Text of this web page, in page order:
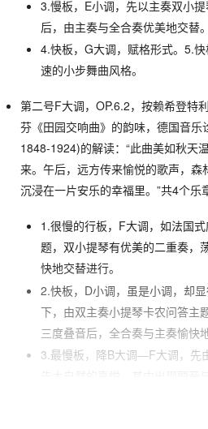
3.慢板，E小调，先以主奏双小
后，由主奏与全合奏优美地交替。
4.快板，G大调，赋格形式。5.
速的小步舞曲风格。
第二号F大调，OP.6.2，按赖希登特
芬《田园交响曲》的韵味，德国音
1848-1924)的解读：“此曲美如秋天
来。午后，远方传来愉悦的歌声，森
沉浸在一片安乐的幸福里。”共4个乐
1.很慢的行板，F大调，如法国
题，双小提琴有优美的二重奏，
快地交替进行。
2.快板，D小调，虽是小调，却
下，由双主奏小提琴卡农问答主
三度叠音后，全合奏与主奏愉快
3.最慢板，降B大调—F大调，先
为轻而慢的行板，牧歌风格的乐